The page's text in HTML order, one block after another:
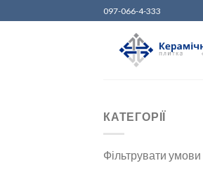
to
097-066-4-333
КАТЕГОРІЇ